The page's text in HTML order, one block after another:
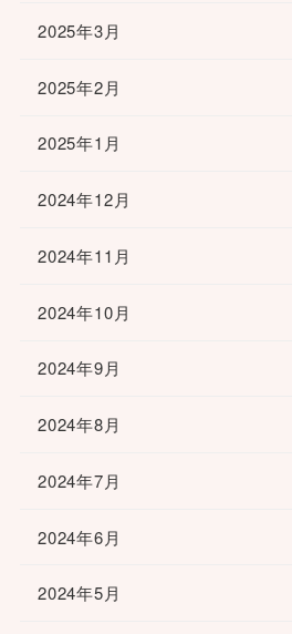
2025年3月
2025年2月
2025年1月
2024年12月
2024年11月
2024年10月
2024年9月
2024年8月
2024年7月
2024年6月
2024年5月